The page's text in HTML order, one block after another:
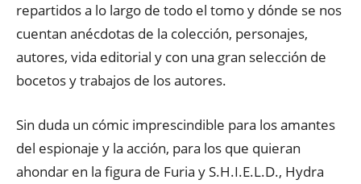
repartidos a lo largo de todo el tomo y dónde se nos
cuentan anécdotas de la colección, personajes,
autores, vida editorial y con una gran selección de
bocetos y trabajos de los autores.
Sin duda un cómic imprescindible para los amantes
del espionaje y la acción, para los que quieran
ahondar en la figura de Furia y S.H.I.E.L.D., Hydra